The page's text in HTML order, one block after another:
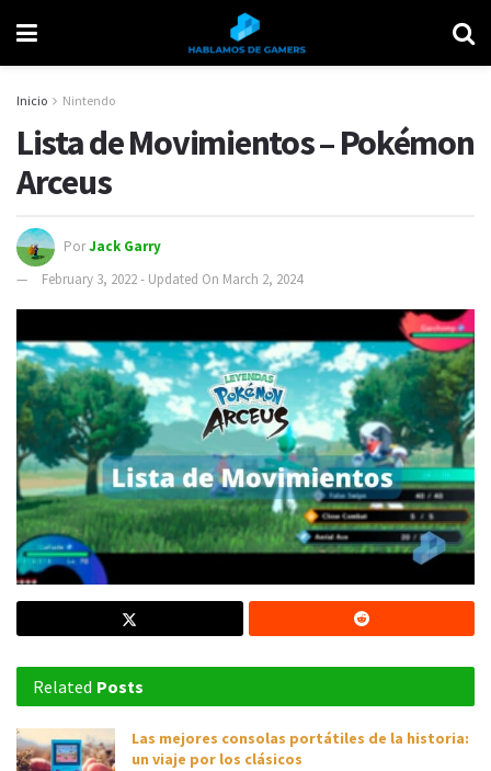
Inicio Nintendo
Lista de Movimientos – Pokémon
Arceus
PorJack Garry
February 3, 2022 - Updated On March 2, 2024
Related Posts
Las mejores consolas portátiles de la historia:
un viaje por los clásicos